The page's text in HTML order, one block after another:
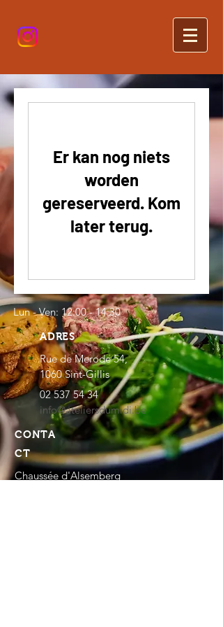
Er kan nog niets
worden
gereserveerd. Kom
later terug.
Lun - Ven: 12:00 - 14:30
ADRES
Rue de Merode 54,
1060 Sint-Gillis
02 537 54 34
info@ateliersdumidi.be
CONTA
CT
Chaussée d'Alsemberg